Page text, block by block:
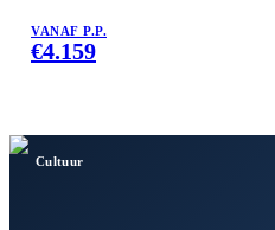
VANAF P.P.
€4.159
Cultuur